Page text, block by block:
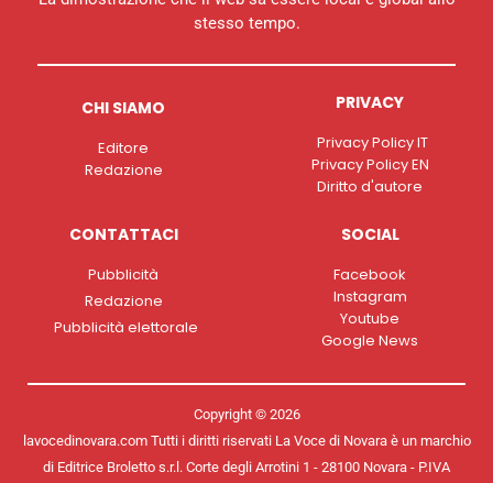
stesso tempo.
CHI SIAMO
Editore
Redazione
PRIVACY
Privacy Policy IT
Privacy Policy EN
Diritto d'autore
CONTATTACI
Pubblicità
Redazione
Pubblicità elettorale
SOCIAL
Facebook
Instagram
Youtube
Google News
Copyright © 2026
lavocedinovara.com Tutti i diritti riservati La Voce di Novara è un marchio
di Editrice Broletto s.r.l. Corte degli Arrotini 1 - 28100 Novara - P.IVA